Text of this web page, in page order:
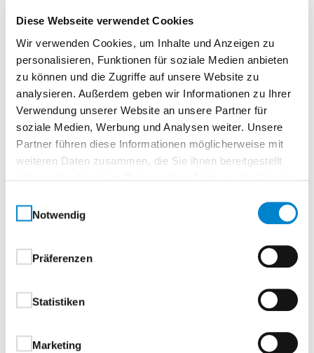
Diese Webseite verwendet Cookies
Wir verwenden Cookies, um Inhalte und Anzeigen zu
personalisieren, Funktionen für soziale Medien anbieten
zu können und die Zugriffe auf unsere Website zu
analysieren. Außerdem geben wir Informationen zu Ihrer
Verwendung unserer Website an unsere Partner für
soziale Medien, Werbung und Analysen weiter. Unsere
Partner führen diese Informationen möglicherweise mit
weiteren Daten zusammen, die Sie ihnen bereitgestellt
Notwendig
Präferenzen
Statistiken
Marketing
Ausführung mit beidseitiger hochwertiger Coil-
Coating-Beschichtung
außen hochwertige Struktur
Polyamidbeschichtung:
Standardfarben, in Anlehnung an RAL-
RAL 9007 Graualuminium
innen hochwertige Polyesterbeschichtung
Beschläge und Schließmittel
Tür-bzw. Gangflügel mit Einsteckschloss PZ-